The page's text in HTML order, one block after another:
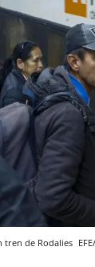
tren de Rodalies